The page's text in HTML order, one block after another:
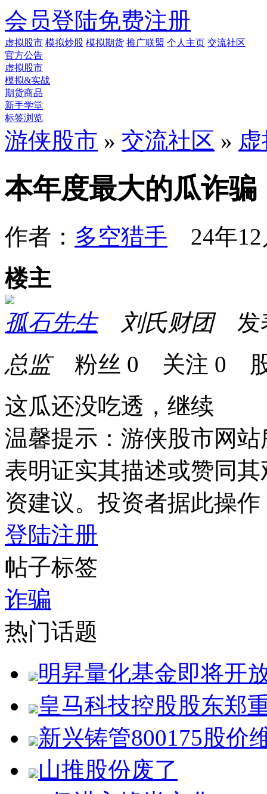
会员登陆免费注册
虚拟股市 模拟炒股 模拟期货 推广联盟 个人主页 交流社区
官方公告
虚拟股市
模拟&实战
期货商品
新手学堂
标签浏览
游侠股市 » 交流社区 »
本年度最大的瓜诈骗
作者： 多空猎手 24年12
楼主
孤石先生
刘氏财团发
总监粉丝 0 关注 0
这瓜还没吃
温馨提示：游侠股市网
表明证实其描述或赞同
资建议。投资者据此操
登陆注册
帖子标签
诈骗
热门话题
明昇量化基金即将开
皇马科技控股股东郑
新兴铸管800175股价
山推股份废了